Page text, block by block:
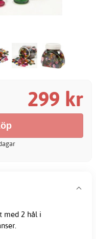
299 kr
med 2 hål i